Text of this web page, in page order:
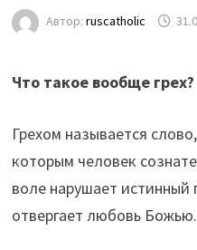
Автор:ruscatholic
Что такое вообще грех?
Грехом называется
которым человек
воле нарушает
отвергает любовь Божью.